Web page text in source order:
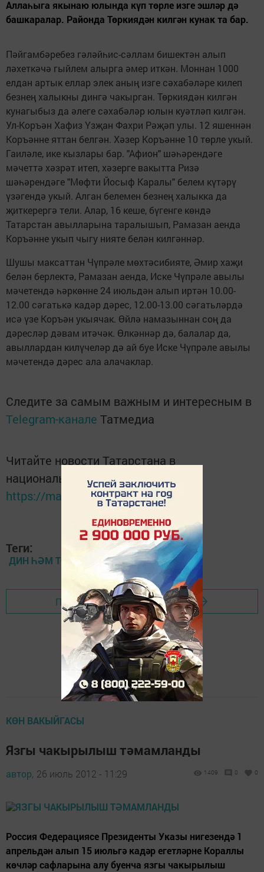
Аллаһыга якынаю юлында күп төрле изге эшләр дә
башкаралар. Районда Төркиядән килгән кунак та бар.
Пәйгамбәребез гәләйһис-сәллам бишектән алып
ләхеткәчә гыйлем алырга әмер иткән. Моннан 1000
елдан артык еллар элек аның изге сәхабәләре килеп
безнең халыкны дингә чакырган. Төркиядән килгән
кунагыбыз да әлеге сәхабәләр юлын куәтләп килгән.
Ул-Коръән Хафиз Үзҗан Фахри Рәҗәп улы. 12 яшеннән
Коръәнне яттан белгән. Хәзер Коръәнне 10 төрле укый.
Гаиләле, ике кызлары бар. "Афион" шәһәрендәге
мәчеттә хәзрәт итеп, хәзерге вакытта Ризә
шәһәрендәге "Мөфти Йосыф Каралы" белем күтәрү
үзәгендә укый. Алган белемен безнең халыкка да
җиткерергә тели. Алар, 16 кеше, бүгенге көндә
Татарстан авылларына таралышып, Рамазан аенда
Коръәнне укып чыгу нияте белән килгәннәр.
Шушы максаттан Чүпрәле мөхтәсибияте, Әмир хаҗи
белән берлектә, Рамазан аенда, Иске Чүпрәле авылы
мәчетендә һәркөнне 24 июльдән алып иртән 10.00-
12.00 сәгатькә кадәр дәрес, 12.00-13.00 сәгатьләрдә
исә үзе Коръән укыячак. Өйлә намазыннан соң да
дәресләр дәвам итәчәк. Өлкәннәр дә, балалар да,
авыллардан килүчеләр дә ай буе Иске Чүпрәле авылы
мәчетендә дәрес ала алачаклар.
Следите за самым важным и интересным в
Telegram-канале Татмедиа
Читайте новости Татарстана в
национальном мессенджере MАХ:
https://max.ru/tatmedia
Теги:
ДИН ҺӘМ ТОРМЫШ
Перейти на страницу новости
КӨН ВАКЫЙГАСЫ
Язгы чакырылыш тәмамланды
автор, 26 июль 2012 - 11:29 1409 0 0
Россия Федерациясе Президенты Указы нигезендә 1
апрельдән алып 15 июльгә кадәр егетләрне Кораллы
көчләр сафларына алу буенча язгы чакырылыш